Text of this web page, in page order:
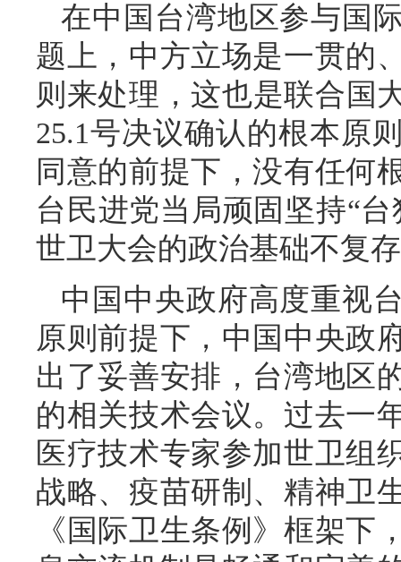
在中国台湾地区参与国
题上，中方立场是一贯的
则来处理，这也是联合国
25.1号决议确认的根本原
同意的前提下，没有任何
台民进党当局顽固坚持“
世卫大会的政治基础不复
中国中央政府高度重视
原则前提下，中国中央政
出了妥善安排，台湾地区
的相关技术会议。过去一
医疗技术专家参加世卫组
战略、疫苗研制、精神卫
《国际卫生条例》框架下